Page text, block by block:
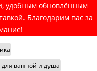
удобным обновлённым
Благодарим вас за
для ванной и душа